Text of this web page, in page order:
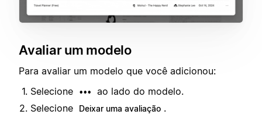
Avaliar um modelo
Para avaliar um modelo que você adicionou:
Selecione
•••
ao lado do modelo.
Selecione
Deixar uma avaliação .